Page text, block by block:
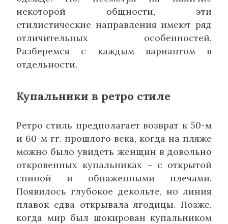
некоторой общности, эти
стилистические направления имеют ряд
отличительных особенностей.
Разберемся с каждым вариантом в
отдельности.
Купальники в ретро стиле
Ретро стиль предполагает возврат к 50-м
и 60-м гг. прошлого века, когда на пляже
можно было увидеть женщин в довольно
откровенных купальниках – с открытой
спиной и обнаженными плечами.
Появилось глубокое декольте, но линия
плавок едва открывала ягодицы. Позже,
когда мир был шокирован купальником